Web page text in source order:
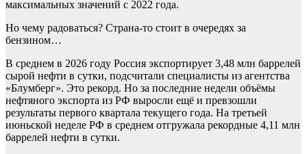
максимальных значений с 2022 года.
Но чему радоваться? Страна-то стоит в очередях за
бензином…
В среднем в 2026 году Россия экспортирует 3,48 млн баррелей
сырой нефти в сутки, подсчитали специалисты из агентства
«Блумберг». Это рекорд. Но за последние недели объёмы
нефтяного экспорта из РФ выросли ещё и превзошли
результаты первого квартала текущего года. На третьей
июньской неделе РФ в среднем отгружала рекордные 4,11 млн
баррелей нефти в сутки.